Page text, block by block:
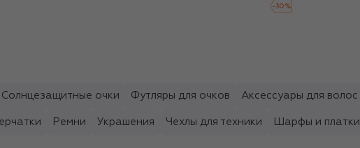
-30 %
Солнцезащитные очки Футляры для очков Аксессуары для волос
Ремни Украшения Чехлы для техники Шарфы и платки